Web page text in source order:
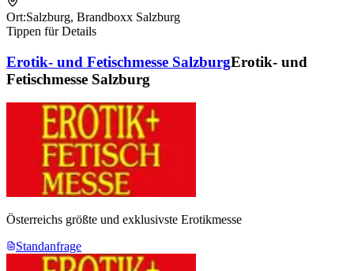
Ort:Salzburg, Brandboxx Salzburg
Tippen für Details
Erotik- und Fetischmesse SalzburgErotik- und
Fetischmesse Salzburg
Österreichs größte und exklusivste Erotikmesse
Standanfrage